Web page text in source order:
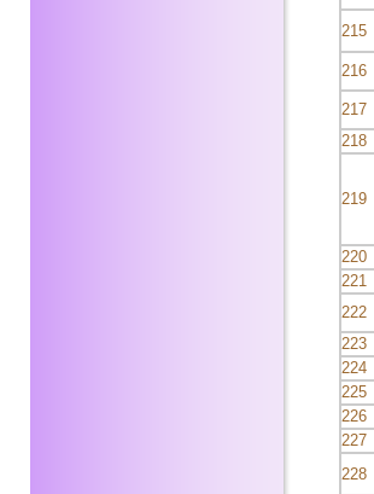
215
216
217
218
219
220
221
222
223
224
225
226
227
228